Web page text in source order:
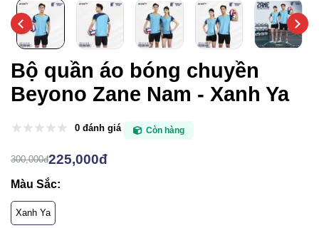
Bộ quần áo bóng chuyền
Beyono Zane Nam - Xanh Ya
0 đánh giá Còn hàng
300,000đ225,000đ
Màu Sắc:
Xanh Ya